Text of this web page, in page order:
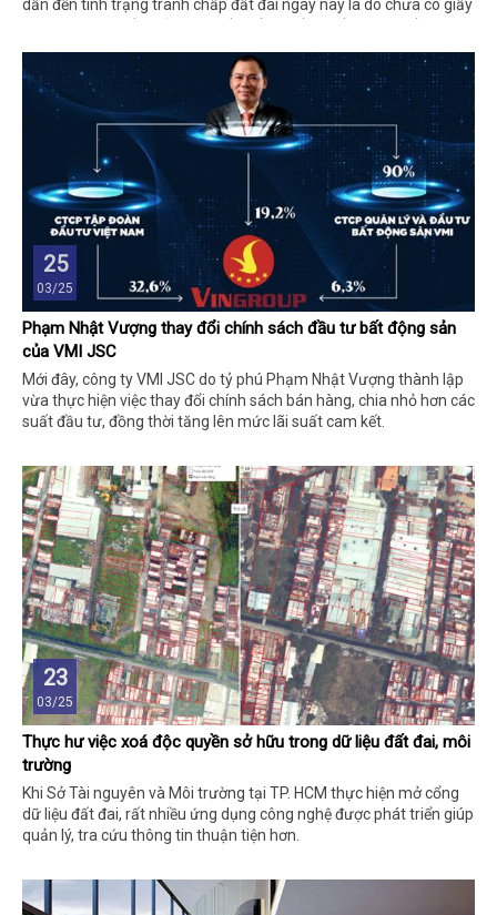
dẫn đến tình trạng tranh chấp đất đai ngày nay là do chưa có giấy
25
03/25
Phạm Nhật Vượng thay đổi chính sách đầu tư bất động sản
của VMI JSC
Mới đây, công ty VMI JSC do tỷ phú Phạm Nhật Vượng thành lập
vừa thực hiện việc thay đổi chính sách bán hàng, chia nhỏ hơn các
suất đầu tư, đồng thời tăng lên mức lãi suất cam kết.
23
03/25
Thực hư việc xoá độc quyền sở hữu trong dữ liệu đất đai, môi
trường
Khi Sở Tài nguyên và Môi trường tại TP. HCM thực hiện mở cổng
dữ liệu đất đai, rất nhiều ứng dụng công nghệ được phát triển giúp
quản lý, tra cứu thông tin thuận tiện hơn.